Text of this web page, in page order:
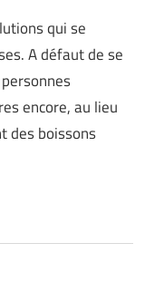
qui se
A défaut de se
encore, au lieu
des boissons